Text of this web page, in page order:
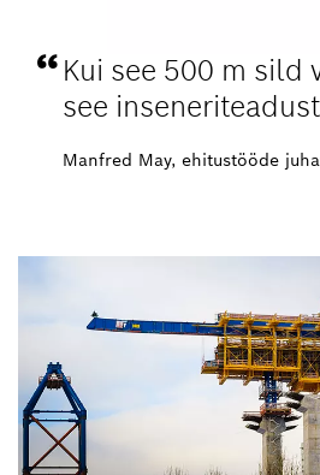
Kui see 500 m sild
see
Manfred May, ehitustööde